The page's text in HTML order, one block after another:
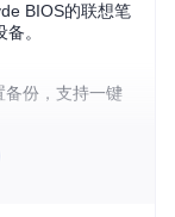
BIOS的联想笔
。
备份，支持一键
作和无效修改
题排查